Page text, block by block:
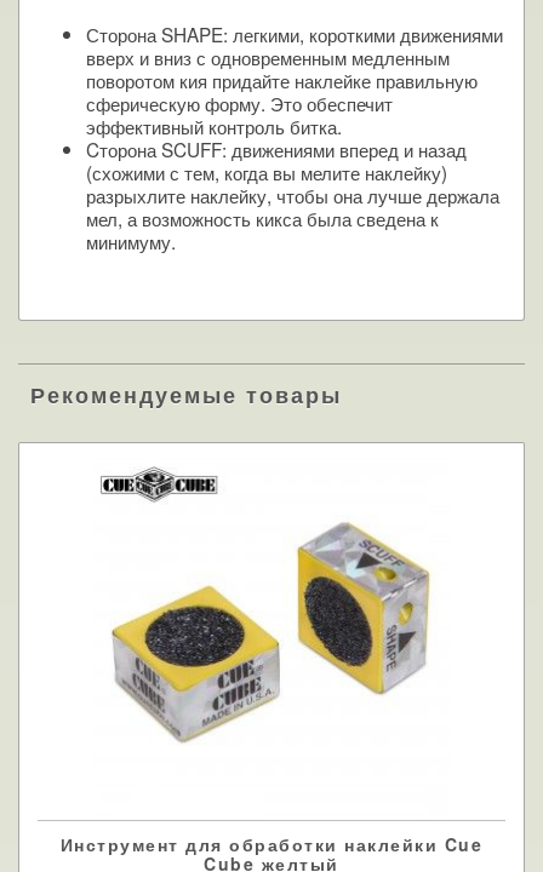
Сторона SHAPE: легкими, короткими движениями
вверх и вниз с одновременным медленным
поворотом кия придайте наклейке правильную
сферическую форму. Это обеспечит
эффективный контроль битка.
Cторона SCUFF: движениями вперед и назад
(схожими с тем, когда вы мелите наклейку)
разрыхлите наклейку, чтобы она лучше держала
мел, а возможность кикса была сведена к
минимуму.
Рекомендуемые товары
Инструмент для обработки наклейки Cue
Cube желтый